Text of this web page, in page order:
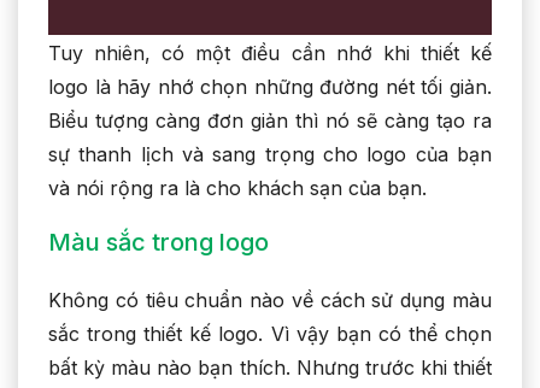
Tuy nhiên, có một điều cần nhớ khi thiết kế
logo là hãy nhớ chọn những đường nét tối giản.
Biểu tượng càng đơn giản thì nó sẽ càng tạo ra
sự thanh lịch và sang trọng cho logo của bạn
và nói rộng ra là cho khách sạn của bạn.
Màu sắc trong logo
Không có tiêu chuẩn nào về cách sử dụng màu
sắc trong thiết kế logo. Vì vậy bạn có thể chọn
bất kỳ màu nào bạn thích. Nhưng trước khi thiết